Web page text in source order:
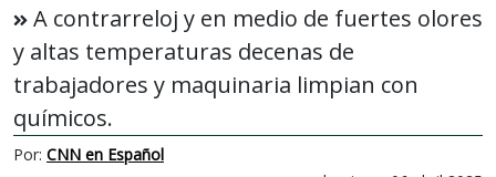
A contrarreloj y en medio de fuertes olores
y altas temperaturas decenas de
trabajadores y maquinaria limpian con
químicos.
Por: CNN en Español